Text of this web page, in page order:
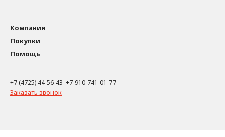
Компания
Покупки
Помощь
+7 (4725) 44-56-43 +7-910-741-01-77
Заказать звонок